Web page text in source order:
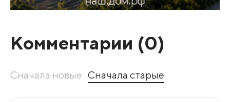
Комментарии (0)
Сначала новые Сначала старые